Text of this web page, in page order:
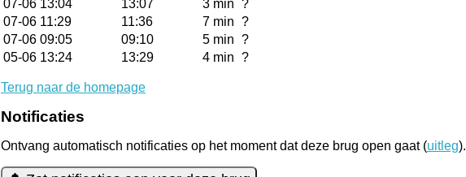
07-06 13:04
13:07 3 min ?
07-06 11:29
11:36 7 min ?
07-06 09:05
09:10 5 min ?
05-06 13:24
13:29 4 min ?
Terug naar de homepage
Notificaties
Ontvang automatisch notificaties op het moment dat deze brug open gaat (uitleg).